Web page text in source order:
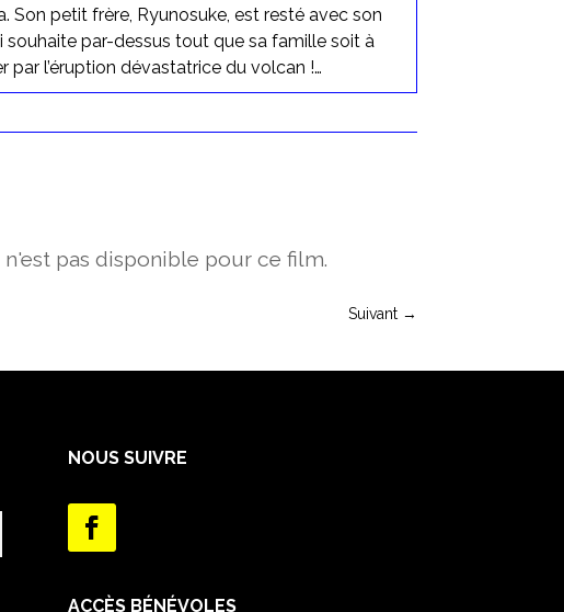
Son petit frère, Ryunosuke, est resté avec son
souhaite par-dessus tout que sa famille soit à
l’éruption dévastatrice du volcan !…
pas disponible pour ce film.
Suivant→
NOUS SUIVRE
ACCÈS BÉNÉVOLES